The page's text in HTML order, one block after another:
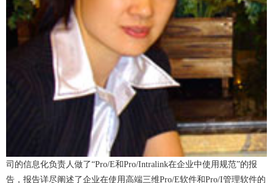
司的信息化负责人做了“Pro/E和Pro/Intralink在企业中使用规范”的报
告，报告详尽阐述了企业在使用高端三维Pro/E软件和Pro/I管理软件的